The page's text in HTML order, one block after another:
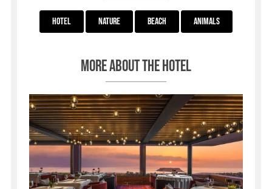
Hotel Nature Beach Animals
More about the hotel